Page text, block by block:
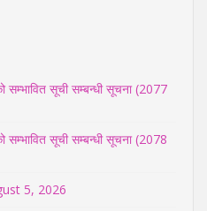
सम्भावित सूची सम्बन्धी सूचना (2077
सम्भावित सूची सम्बन्धी सूचना (2078
5, 2026